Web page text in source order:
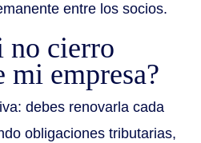
entre los socios.
no cierro
mi empresa?
debes renovarla cada
obligaciones tributarias,